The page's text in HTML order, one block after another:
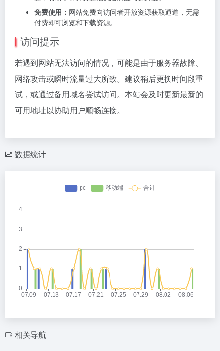
免费使用： 网站免费向访问者开放资源获取通道，无需
付费即可浏览和下载资源。
访问提示
若遇到网站无法访问的情况，可能是由于服务器故障、
网络攻击或瞬时流量过大所致。建议稍后更换时间段重
试，或通过备用域名尝试访问。本站会及时更新最新的
可用地址以协助用户顺畅连接。
数据统计
相关导航